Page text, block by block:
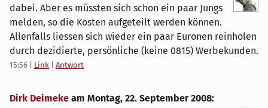
dabei. Aber es müssten sich schon ein paar Jungs
melden, so die Kosten aufgeteilt werden können.
Allenfalls liessen sich wieder ein paar Euronen reinholen
durch dezidierte, persönliche (keine 0815) Werbekunden.
15:56 Link Antwort
Dirk Deimeke am Montag, 22. September 2008: